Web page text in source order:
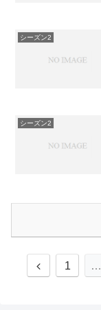
シーズン2
シーズン2
前
1 …